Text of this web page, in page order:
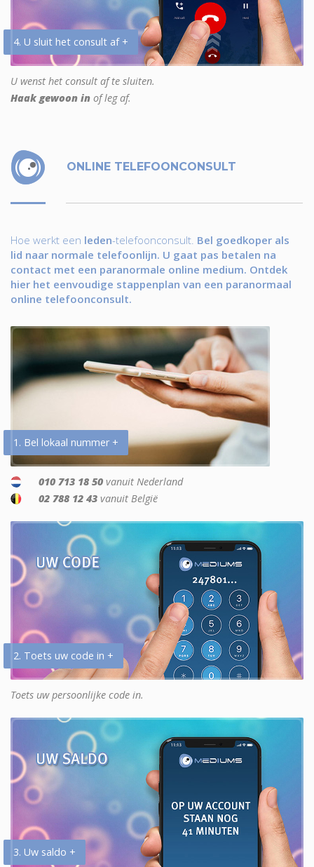
4. U sluit het consult af +
U wenst het consult af te sluiten.
Haak gewoon in of leg af.
ONLINE TELEFOONCONSULT
Hoe werkt een leden-telefoonconsult. Bel goedkoper als
lid naar normale telefoonlijn. U gaat pas betalen na
contact met een paranormale online medium. Ontdek
hier het eenvoudige stappenplan van een paranormaal
online telefoonconsult.
1. Bel lokaal nummer +
010 713 18 50 vanuit Nederland
02 788 12 43 vanuit België
2. Toets uw code in +
Toets uw persoonlijke code in.
3. Uw saldo +